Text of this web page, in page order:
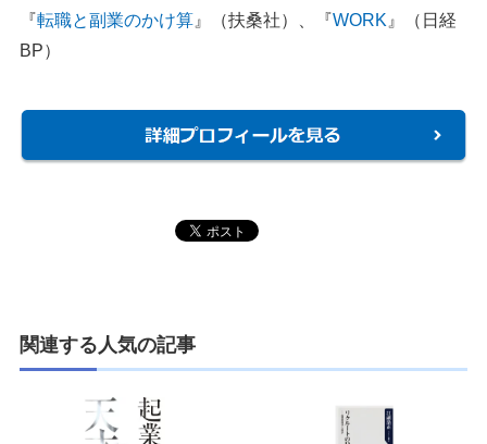
『転職と副業のかけ算 』（扶桑社）、『WORK 』（日経
BP）
関連する人気の記事